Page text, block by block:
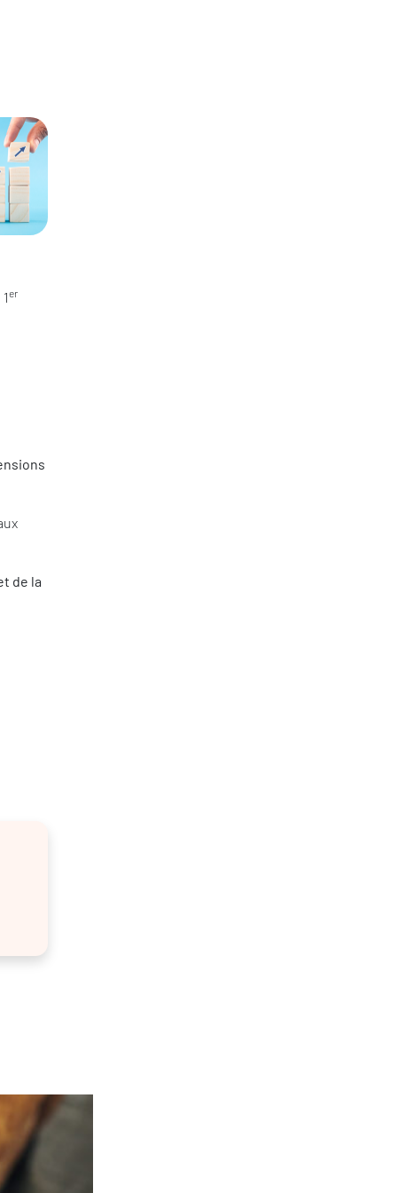
er
de la